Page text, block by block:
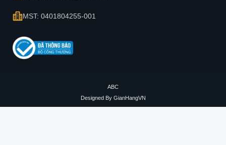
MST: 0401804255-001
ABC
Designed By GianHangVN